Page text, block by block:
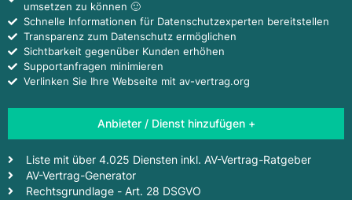
umsetzen zu können 🙂
Schnelle Informationen für Datenschutzexperten bereitstellen
Transparenz zum Datenschutz ermöglichen
Sichtbarkeit gegenüber Kunden erhöhen
Supportanfragen minimieren
Verlinken Sie Ihre Webseite mit av-vertrag.org
Anbieter / Dienst hinzufügen +
Liste mit über 4.025 Diensten inkl. AV-Vertrag-Ratgeber
AV-Vertrag-Generator
Rechtsgrundlage - Art. 28 DSGVO